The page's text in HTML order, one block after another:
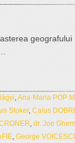
geografului
,Ana-Maria POP
Stoker, Caius
, dr. Joe
, George